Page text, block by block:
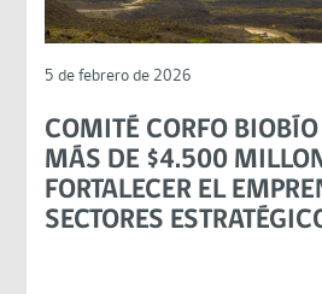
5 de febrero de 2026
COMITÉ CORFO
MÁS DE $4.500
FORTALECER EL
SECTORES